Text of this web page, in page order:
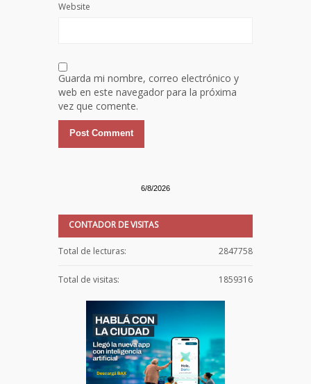
Website
Guarda mi nombre, correo electrónico y
web en este navegador para la próxima
vez que comente.
6/8/2026
CONTADOR DE VISITAS
2847758
Total de lecturas:
1859316
Total de visitas: